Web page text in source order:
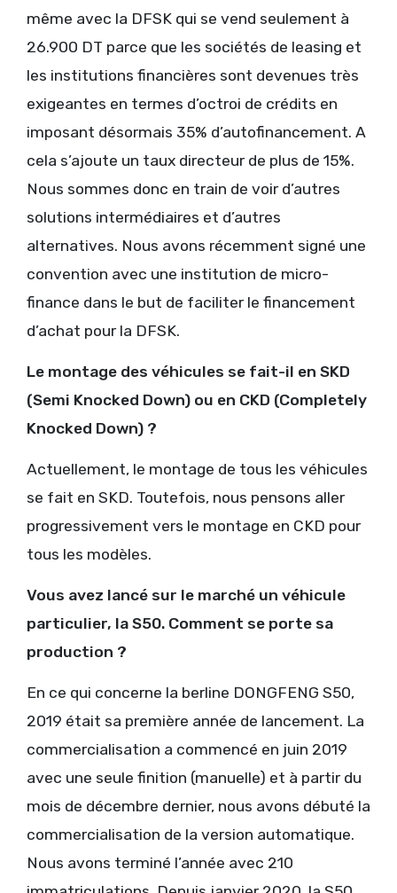
même avec la DFSK qui se vend seulement à
26.900 DT parce que les sociétés de leasing et
les institutions financières sont devenues très
exigeantes en termes d’octroi de crédits en
imposant désormais 35% d’autofinancement. A
cela s’ajoute un taux directeur de plus de 15%.
Nous sommes donc en train de voir d’autres
solutions intermédiaires et d’autres
alternatives. Nous avons récemment signé une
convention avec une institution de micro-
finance dans le but de faciliter le financement
d’achat pour la DFSK.
Le montage des véhicules se fait-il en SKD
(Semi Knocked Down) ou en CKD (Completely
Knocked Down) ?
Actuellement, le montage de tous les véhicules
se fait en SKD. Toutefois, nous pensons aller
progressivement vers le montage en CKD pour
tous les modèles.
Vous avez lancé sur le marché un véhicule
particulier, la S50. Comment se porte sa
production ?
En ce qui concerne la berline DONGFENG S50,
2019 était sa première année de lancement. La
commercialisation a commencé en juin 2019
avec une seule finition (manuelle) et à partir du
mois de décembre dernier, nous avons débuté la
commercialisation de la version automatique.
Nous avons terminé l’année avec 210